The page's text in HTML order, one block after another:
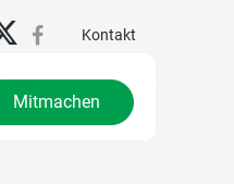
Kontakt
Mitmachen